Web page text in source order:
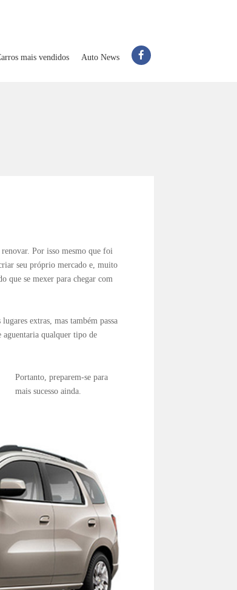
mais vendidos Auto News
Por isso mesmo que foi
seu próprio mercado e, muito
que se mexer para chegar com
extras, mas também passa
qualquer tipo de
Portanto, preparem-se para
mais sucesso ainda.